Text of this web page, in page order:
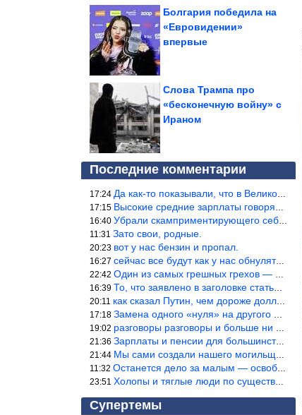
Болгария победила на
«Евровидении»
впервые
Слова Трампа про
«бесконечную войну» с
Ираном
Последние комментарии
17:24 Да как-то показывали, что в Великобритании вообще корм для живот
17:15 Высокие средние зарплаты говорят о заоблачных зарплатах определё
16:40 Убрали скамприментирующего себя марианетку, кто будет следующим…
11:31 Зато свои, родные.
20:23 вот у нас бензин и пропал.
16:27 сейчас все будут как у нас обнуляться.
22:42 Один из самых грешных грехов — считать себя непогрешимым.
16:39 То, что заявлено в заголовке статьи противоречит утверждению &qu
20:11 как сказал Путин, чем дороже доллар тем дороже нефть продадим.
17:18 Замена одного «нуля» на другого «нуля» в рамках одной и той же с
19:02 разговоры разговоры и больше ни чего 9я часть балабола.
21:36 Зарплаты и пенсии для большинства населения в регионах нищенские
21:44 Мы сами создали нашего могильщика, это ИИ. Он нас и похоронит. М
11:32 Останется дело за малым — освободить планету Земля от глупого ви
23:51 Холопы и тяглые люди по существу одно и тоже. Буржуи и холопы сн
Супертемы